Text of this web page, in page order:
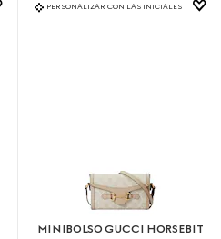
PERSONALIZAR CON LAS INICIALES
MINIBOLSO GUCCI HORSEBIT